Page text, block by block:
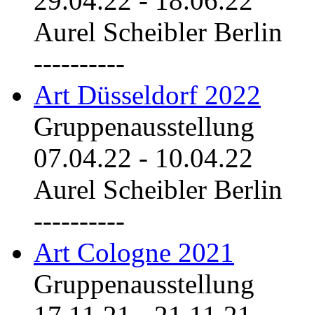
Aurel Scheibler Berlin
----------
Art Düsseldorf 2022
Gruppenausstellung
07.04.22 - 10.04.22
Aurel Scheibler Berlin
----------
Art Cologne 2021
Gruppenausstellung